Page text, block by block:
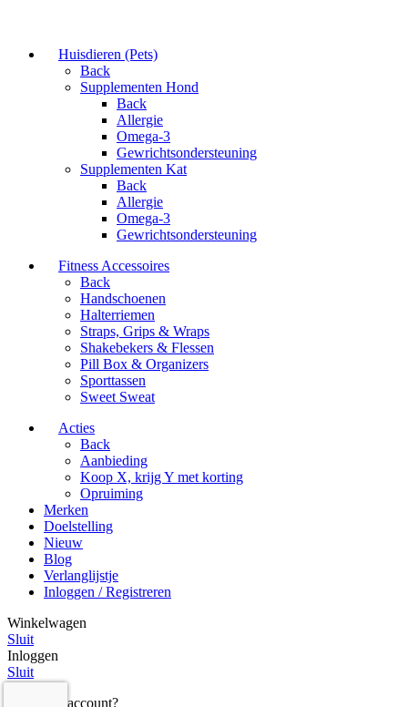
Huisdieren (Pets)
Back
Supplementen Hond
Back
Allergie
Omega-3
Gewrichtsondersteuning
Supplementen Kat
Back
Allergie
Omega-3
Gewrichtsondersteuning
Fitness Accessoires
Back
Handschoenen
Halterriemen
Straps, Grips & Wraps
Shakebekers & Flessen
Pill Box & Organizers
Sporttassen
Sweet Sweat
Acties
Back
Aanbieding
Koop X, krijg Y met korting
Opruiming
Merken
Doelstelling
Nieuw
Blog
Verlanglijstje
Inloggen / Registreren
Winkelwagen
Sluit
Inloggen
Sluit
Nog geen account?